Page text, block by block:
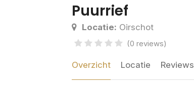
Puurrief
Locatie: Oirschot
(0 reviews)
Overzicht Locatie Reviews